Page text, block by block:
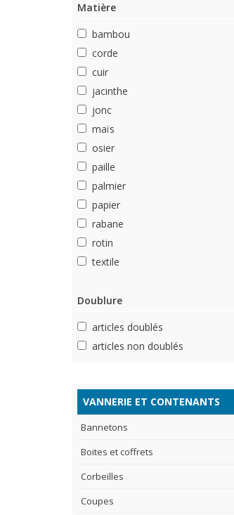
Matière
bambou
corde
cuir
jacinthe
jonc
maïs
osier
paille
palmier
papier
rabane
rotin
textile
Doublure
articles doublés
articles non doublés
VANNERIE ET CONTENANTS
Bannetons
Boites et coffrets
Corbeilles
Coupes